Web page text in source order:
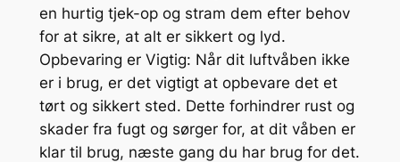
en hurtig tjek-op og stram dem efter behov
for at sikre, at alt er sikkert og lyd.
Opbevaring er Vigtig: Når dit luftvåben ikke
er i brug, er det vigtigt at opbevare det et
tørt og sikkert sted. Dette forhindrer rust og
skader fra fugt og sørger for, at dit våben er
klar til brug, næste gang du har brug for det.